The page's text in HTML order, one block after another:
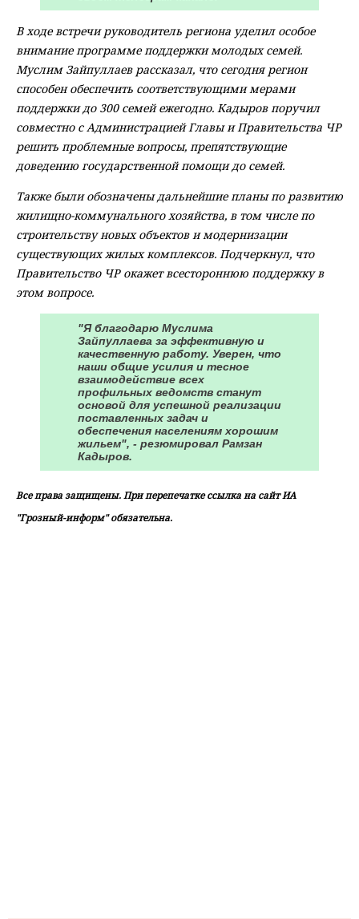
В ходе встречи руководитель региона уделил особое
внимание программе поддержки молодых семей.
Муслим Зайпуллаев рассказал, что сегодня регион
способен обеспечить соответствующими мерами
поддержки до 300 семей ежегодно. Кадыров поручил
совместно с Администрацией Главы и Правительства ЧР
решить проблемные вопросы, препятствующие
доведению государственной помощи до семей.
Также были обозначены дальнейшие планы по развитию
жилищно-коммунального хозяйства, в том числе по
строительству новых объектов и модернизации
существующих жилых комплексов. Подчеркнул, что
Правительство ЧР окажет всестороннюю поддержку в
этом вопросе.
"Я благодарю Муслима
Зайпуллаева за эффективную и
качественную работу. Уверен, что
наши общие усилия и тесное
взаимодействие всех
профильных ведомств станут
основой для успешной реализации
поставленных задач и
обеспечения населениям хорошим
жильем", - резюмировал Рамзан
Кадыров.
Все права защищены. При перепечатке ссылка на сайт ИА
"Грозный-информ" обязательна.